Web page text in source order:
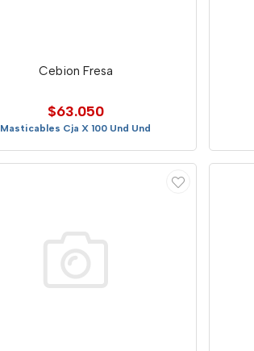
Cebion Fresa
$63.050
Masticables Cja X 100 Und Und